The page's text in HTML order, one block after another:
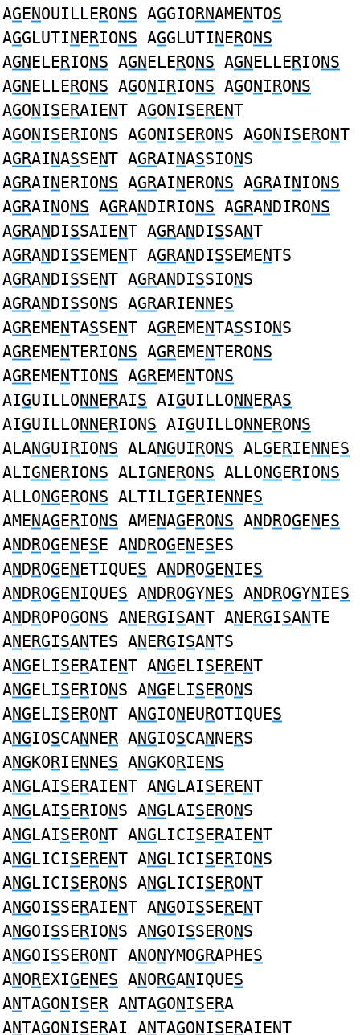
AGENOUILLERONS AGGIORNAMENTOS
AGGLUTINERIONS AGGLUTINERONS
AGNELERIONS AGNELERONS AGNELLERIONS
AGNELLERONS AGONIRIONS AGONIRONS
AGONISERAIENT AGONISERENT
AGONISERIONS AGONISERONS AGONISERONT
AGRAINASSENT AGRAINASSIONS
AGRAINERIONS AGRAINERONS AGRAINIONS
AGRAINONS AGRANDIRIONS AGRANDIRONS
AGRANDISSAIENT AGRANDISSANT
AGRANDISSEMENT AGRANDISSEMENTS
AGRANDISSENT AGRANDISSIONS
AGRANDISSONS AGRARIENNES
AGREMENTASSENT AGREMENTASSIONS
AGREMENTERIONS AGREMENTERONS
AGREMENTIONS AGREMENTONS
AIGUILLONNERAIS AIGUILLONNERAS
AIGUILLONNERIONS AIGUILLONNERONS
ALANGUIRIONS ALANGUIRONS ALGERIENNES
ALIGNERIONS ALIGNERONS ALLONGERIONS
ALLONGERONS ALTILIGERIENNES
AMENAGERIONS AMENAGERONS ANDROGENES
ANDROGENESE ANDROGENESES
ANDROGENETIQUES ANDROGENIES
ANDROGENIQUES ANDROGYNES ANDROGYNIES
ANDROPOGONS ANERGISANT ANERGISANTE
ANERGISANTES ANERGISANTS
ANGELISERAIENT ANGELISERENT
ANGELISERIONS ANGELISERONS
ANGELISERONT ANGIONEUROTIQUES
ANGIOSCANNER ANGIOSCANNERS
ANGKORIENNES ANGKORIENS
ANGLAISERAIENT ANGLAISERENT
ANGLAISERIONS ANGLAISERONS
ANGLAISERONT ANGLICISERAIENT
ANGLICISERENT ANGLICISERIONS
ANGLICISERONS ANGLICISERONT
ANGOISSERAIENT ANGOISSERENT
ANGOISSERIONS ANGOISSERONS
ANGOISSERONT ANONYMOGRAPHES
ANOREXIGENES ANORGANIQUES
ANTAGONISER ANTAGONISERA
ANTAGONISERAI ANTAGONISERAIENT